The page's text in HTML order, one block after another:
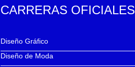
CARRERAS OFICIALES
Diseño Gráfico
Diseño de Moda